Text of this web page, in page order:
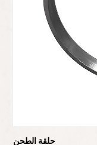
حلقة الطحن